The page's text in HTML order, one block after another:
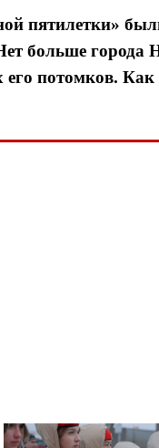
пятилетки»
больше города
его потомков.